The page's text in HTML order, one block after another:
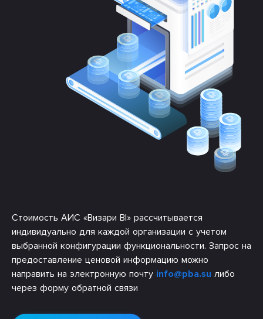
Стоимость АИС «Визари BI» рассчитывается
индивидуально для каждой организации с учетом
выбранной конфигурации функциональности. Запрос на
предоставление ценовой информацию можно
направить на электронную почту info@pba.su либо
через форму обратной связи